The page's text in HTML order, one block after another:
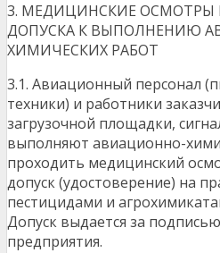
3. МЕДИЦИНСКИЕ
ДОПУСКА К ВЫПОЛНЕНИЮ
ХИМИЧЕСКИХ РАБОТ
3.1. Авиационный персонал
техники) и работники
загрузочной площадки,
выполняют авиационно-
проходить медицинский
допуск (удостоверение) на
пестицидами и
Допуск выдается за
предприятия.